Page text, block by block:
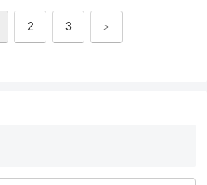
2 3 次